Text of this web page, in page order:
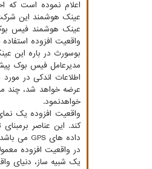
عینک هوشمند این
واقعیت افزوده
بوسورث در باره این
مدیرعامل فیس بوک پیش تر
اطلاعات اندکی در
عرضه خواهد شد،
خواهدنمود.
واقعیت افزوده یک
کند. این عناصر
داده های GPS می باشد، ایجاد می شود.
در واقعیت افزوده
یک شبیه ساز، دنیای